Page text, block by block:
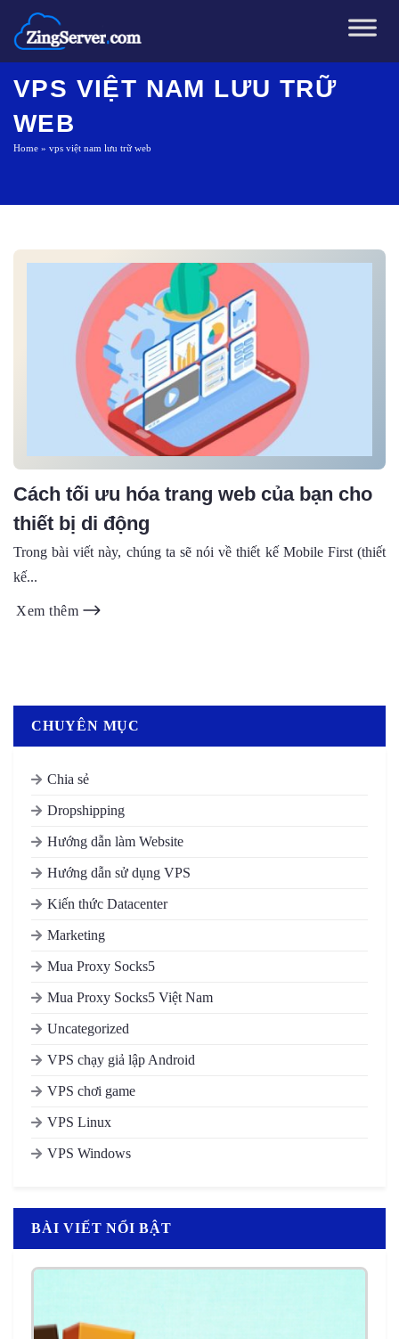
Chuyển
đến
dung
VPS VIỆT NAM LƯU TRỮ
WEB
Home » vps việt nam lưu trữ web
Cách tối ưu hóa trang web của bạn cho
thiết bị di động
Trong bài viết này, chúng ta sẽ nói về thiết kế Mobile First (thiết
kế...
Xem thêm
CHUYÊN MỤC
Chia sẻ
Dropshipping
Hướng dẫn làm Website
Hướng dẫn sử dụng VPS
Kiến thức Datacenter
Marketing
Mua Proxy Socks5
Mua Proxy Socks5 Việt Nam
Uncategorized
VPS chạy giả lập Android
VPS chơi game
VPS Linux
VPS Windows
BÀI VIẾT NỔI BẬT